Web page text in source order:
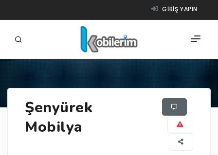
GIRIŞ YAPIN
ÜRÜNLER
NASIL ÇALIŞIR?
Şenyürek
Mobilya